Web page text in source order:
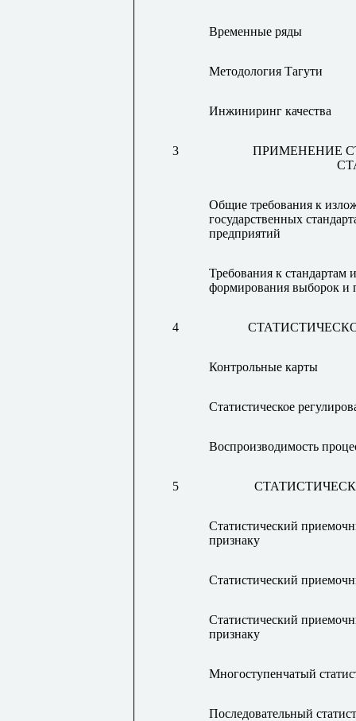
Временные ряды
Методология Тагути
Инжиниринг качества
3
ПРИМЕНЕНИЕ
Общие требования к
государственных
предприятий
Требования к стандартам
формирования выборок и
4
Контрольные карты
Статистическое
Воспроизводимость
5
Статистический
признаку
Статистический
Статистический
признаку
Многоступенчатый
Последовательный